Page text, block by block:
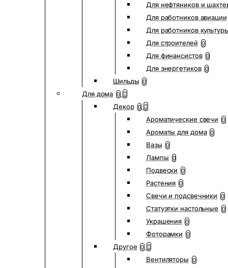
Для нефтяников и
Для работников авиации
Для работников
Для строителей 0
Для финансистов 0
Для энергетиков 0
Шильды 0
Для дома 0
Декор 0
Ароматические свечи 0
Ароматы для дома 0
Вазы 0
Лампы 0
Подвески 0
Растения 0
Свечи и подсвечники 0
Статуэтки настольные 0
Украшения 0
Фоторамки 0
Другое 0
Вентиляторы 0